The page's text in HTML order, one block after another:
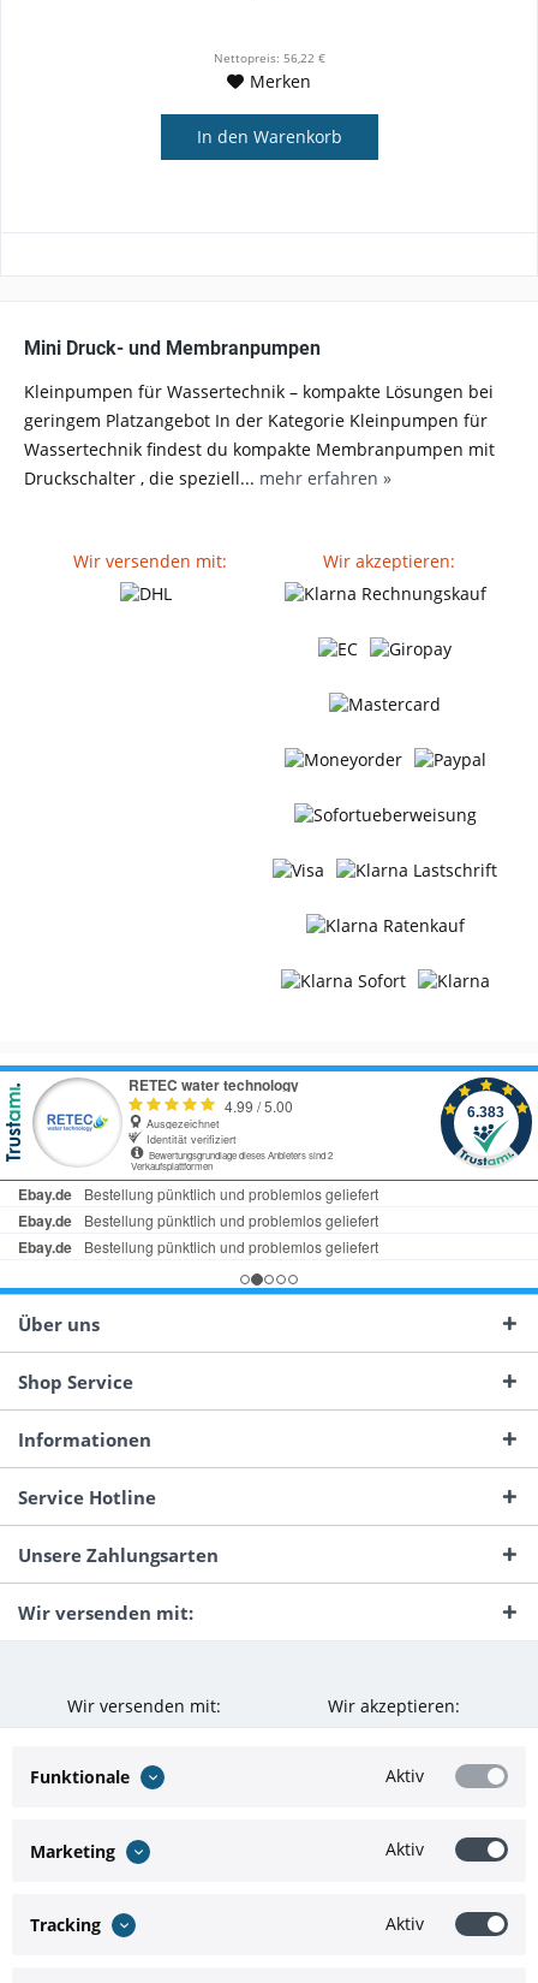
Nettopreis: 56,22 €
Merken
In den Warenkorb
Mini Druck- und Membranpumpen
Kleinpumpen für Wassertechnik – kompakte Lösungen bei
geringem Platzangebot In der Kategorie Kleinpumpen für
Wassertechnik findest du kompakte Membranpumpen mit
Druckschalter , die speziell... mehr erfahren »
Wir versenden mit: Wir akzeptieren:
Über uns
Shop Service
Informationen
Service Hotline
Unsere Zahlungsarten
Wir versenden mit:
Wir versenden mit: Wir akzeptieren:
Funktionale Aktiv
Marketing Aktiv
Tracking Aktiv